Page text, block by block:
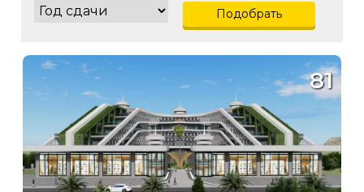
Подобрать
81